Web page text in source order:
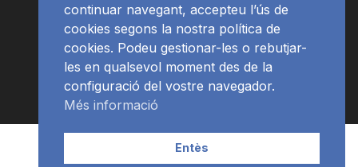
APP Programació
continuar navegant, accepteu l’ús de
cookies segons la nostra política de
cookies. Podeu gestionar-les o rebutjar-
les en qualsevol moment des de la
configuració del vostre navegador.
Més informació
Entès